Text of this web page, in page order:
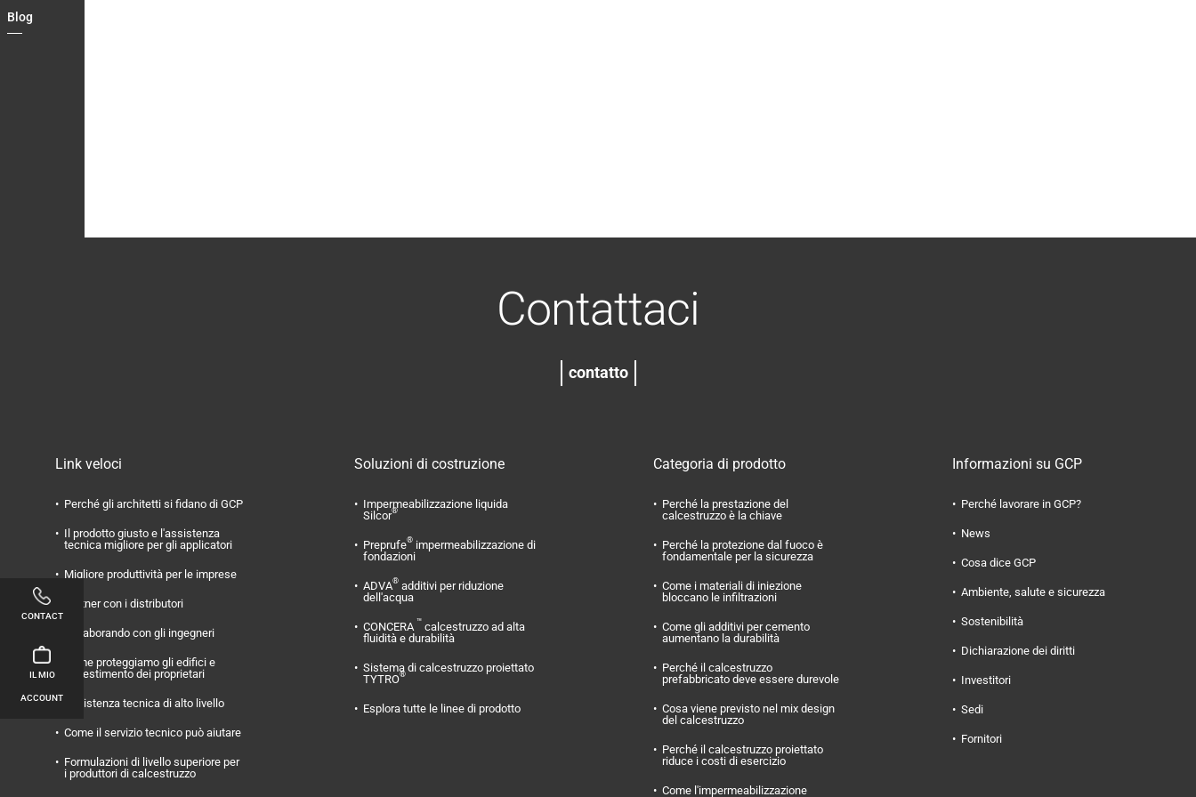
Blog
CONTACT
IL MIO
ACCOUNT
Contattaci
contatto
Link veloci
Perché gli architetti si fidano di GCP
Il prodotto giusto e l'assistenza
tecnica migliore per gli applicatori
Migliore produttività per le imprese
Partner con i distributori
Collaborando con gli ingegneri
Come proteggiamo gli edifici e
l'investimento dei proprietari
Assistenza tecnica di alto livello
Come il servizio tecnico può aiutare
Formulazioni di livello superiore per
i produttori di calcestruzzo
Soluzioni di costruzione
Impermeabilizzazione liquida
Silcor®
Preprufe® impermeabilizzazione di
fondazioni
ADVA® additivi per riduzione
dell'acqua
CONCERA™ calcestruzzo ad alta
fluidità e durabilità
Sistema di calcestruzzo proiettato
TYTRO®
Esplora tutte le linee di prodotto
Categoria di prodotto
Perché la prestazione del
calcestruzzo è la chiave
Perché la protezione dal fuoco è
fondamentale per la sicurezza
Come i materiali di iniezione
bloccano le infiltrazioni
Come gli additivi per cemento
aumentano la durabilità
Perché il calcestruzzo
prefabbricato deve essere durevole
Cosa viene previsto nel mix design
del calcestruzzo
Perché il calcestruzzo proiettato
riduce i costi di esercizio
Come l'impermeabilizzazione
Informazioni su GCP
Perché lavorare in GCP?
News
Cosa dice GCP
Ambiente, salute e sicurezza
Sostenibilità
Dichiarazione dei diritti
Investitori
Sedi
Fornitori